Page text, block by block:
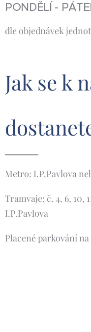
PONDĚLÍ -
dle objednávek
Jak se k
Metro: I.P.Pavlova
Tramvaje: č. 4, 6, 10,
I.P.Pavlova
Placené parkování